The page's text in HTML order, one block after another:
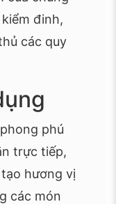
đinh,
các quy
phú
trực tiếp,
hương vị
các món